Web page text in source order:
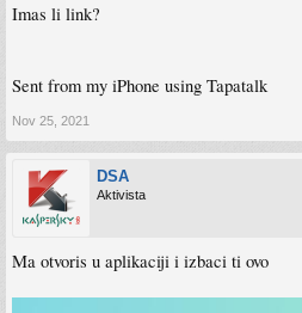
Imas li link?
Sent from my iPhone using Tapatalk
Nov 25, 2021
DSA
Aktivista
Ma otvoris u aplikaciji i izbaci ti ovo